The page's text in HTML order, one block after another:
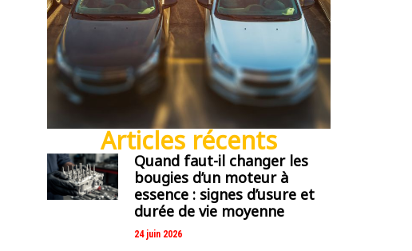
Articles récents
Quand faut-il changer les
bougies d’un moteur à
essence : signes d’usure et
durée de vie moyenne
24 juin 2026